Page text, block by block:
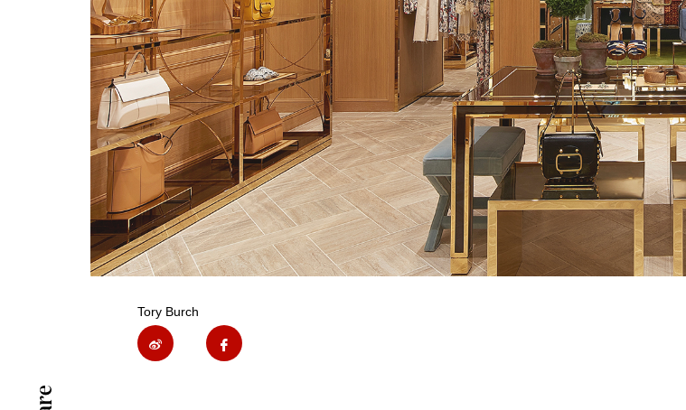
Tory Burch